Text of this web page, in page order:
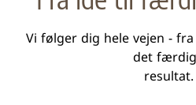
Vi følger dig hele vejen -
det
resultat.